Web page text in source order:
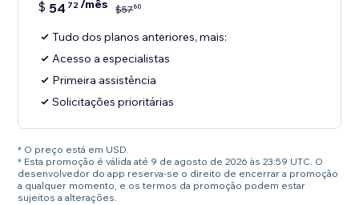
$ 54 72/mês $5760
Tudo dos planos anteriores, mais:
Acesso a especialistas
Primeira assistência
Solicitações prioritárias
* O preço está em USD.
* Esta promoção é válida até 9 de agosto de 2026 às 23:59 UTC. O
desenvolvedor do app reserva-se o direito de encerrar a promoção
a qualquer momento, e os termos da promoção podem estar
sujeitos a alterações.